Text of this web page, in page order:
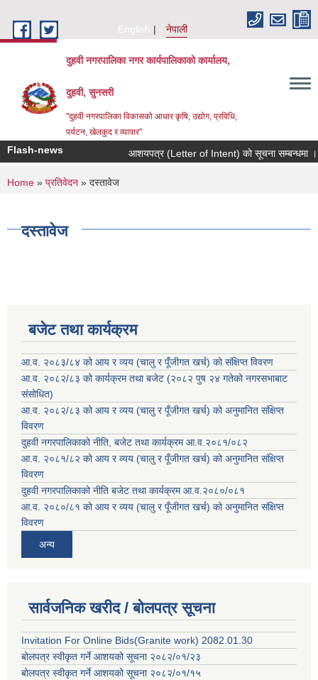
English
नेपाली
दुहवी नगरपालिका नगर कार्यपालिकाको कार्यालय,
दुहवी, सुनसरी
"दुहवी नगरपालिका विकासको आधार कृषि, उद्योग, प्रविधि,
पर्यटन, खेलकुद र व्यापार"
Flash-news आशयपत्र (Letter of Intent) को सूचना सम्बन्धमा ।
You are here
Home » प्रतिवेदन » दस्तावेज
दस्तावेज
बजेट तथा कार्यक्रम
आ.व. २०८३/८४ को आय र व्यय (चालु र पूँजीगत खर्च) को संक्षिप्त विवरण
आ.व. २०८२/८३ को कार्यक्रम तथा बजेट (२०८२ पुष २४ गतेको नगरसभाबाट
संसोधित)
आ.व. २०८२/८३ को आय र व्यय (चालु र पूँजीगत खर्च) को अनुमानित संक्षिप्त
विवरण
दुहवी नगरपालिकाको नीति, बजेट तथा कार्यक्रम आ.व.२०८१/०८२
आ.व. २०८१/८२ को आय र व्यय (चालु र पूँजीगत खर्च) को अनुमानित संक्षिप्त
विवरण
दुहवी नगरपालिकाको नीति बजेट तथा कार्यक्रम आ.व.२०८०/०८१
आ.व. २०८०/८१ को आय र व्यय (चालु र पूँजीगत खर्च) को अनुमानित संक्षिप्त
विवरण
अन्य
सार्वजनिक खरीद / बोलपत्र सूचना
Invitation For Online Bids(Granite work) 2082.01.30
बोलपत्र स्वीकृत गर्ने आशयको सूचना २०८२/०१/२३
बोलपत्र स्वीकृत गर्ने आशयको सूचना २०८२/०१/१५